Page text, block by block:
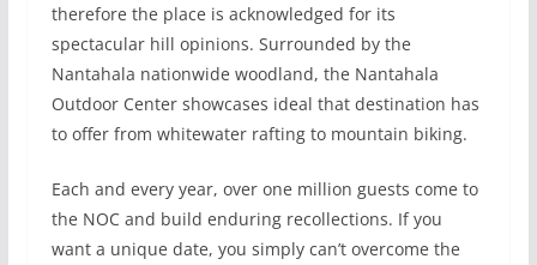
therefore the place is acknowledged for its
spectacular hill opinions. Surrounded by the
Nantahala nationwide woodland, the Nantahala
Outdoor Center showcases ideal that destination has
to offer from whitewater rafting to mountain biking.
Each and every year, over one million guests come to
the NOC and build enduring recollections. If you
want a unique date, you simply can’t overcome the